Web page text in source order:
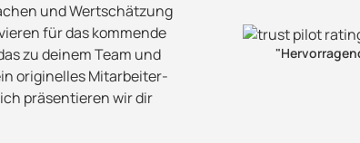
und Wertschätzung
für das kommende
zu deinem Team und
originelles Mitarbeiter-
präsentieren wir dir